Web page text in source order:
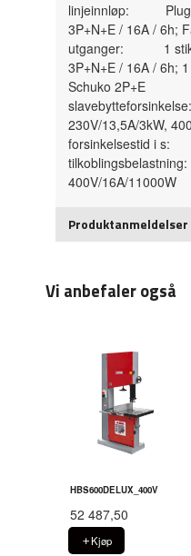
linjeinnløp:
3P+N+E / 16A / 6h;
utganger: 1
3P+N+E / 16A / 6h;
Schuko 2P+E
230V/13,5A/3kW,
forsinkelsestid i
400V/16A/11000W
Produktanmeldelser
Vi anbefaler også
HBS600DELUX_400V
52 487,50
Kjøp